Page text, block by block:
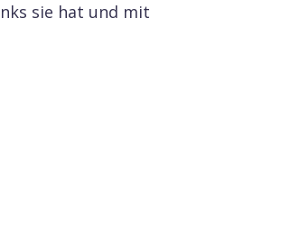
sie hat und mit